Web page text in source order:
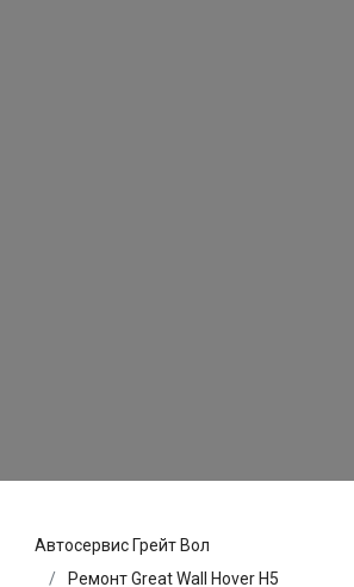
Автосервис Грейт Вол
Ремонт Great Wall Hover H5